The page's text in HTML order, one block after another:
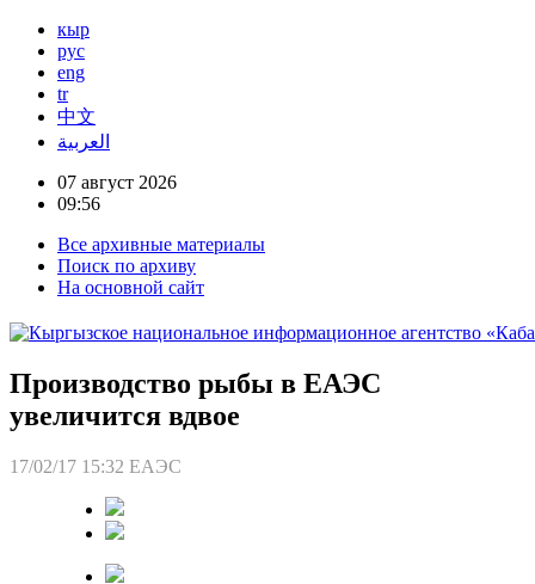
кыр
рус
eng
tr
中文
العربية
07 август 2026
09:56
Все архивные материалы
Поиск по архиву
На основной сайт
Производство рыбы в ЕАЭС
увеличится вдвое
17/02/17 15:32 ЕАЭС